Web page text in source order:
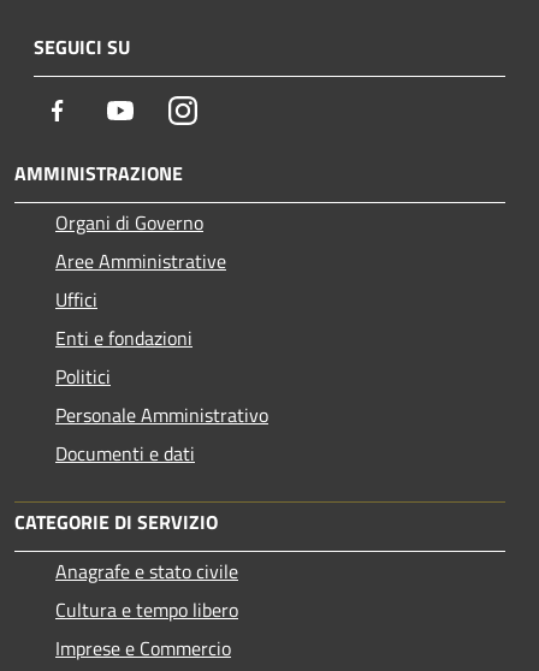
SEGUICI SU
Facebook YoutubeInstagram
AMMINISTRAZIONE
Organi di Governo
Aree Amministrative
Uffici
Enti e fondazioni
Politici
Personale Amministrativo
Documenti e dati
CATEGORIE DI SERVIZIO
Anagrafe e stato civile
Cultura e tempo libero
Imprese e Commercio